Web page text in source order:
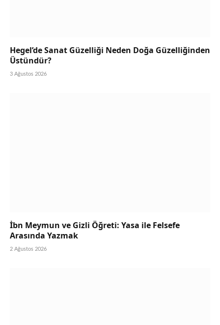
Hegel’de Sanat Güzelliği Neden Doğa Güzelliğinden
Üstündür?
3 Ağustos 2026
İbn Meymun ve Gizli Öğreti: Yasa ile Felsefe
Arasında Yazmak
2 Ağustos 2026